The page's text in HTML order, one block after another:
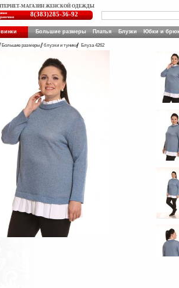
МАГАЗИН ЖЕНСКОЙ ОДЕЖДЫ
8(383)285-36-92
Большие размеры Платья Блузки Юбки и
Большие размеры блузки и туники Блуза 4262